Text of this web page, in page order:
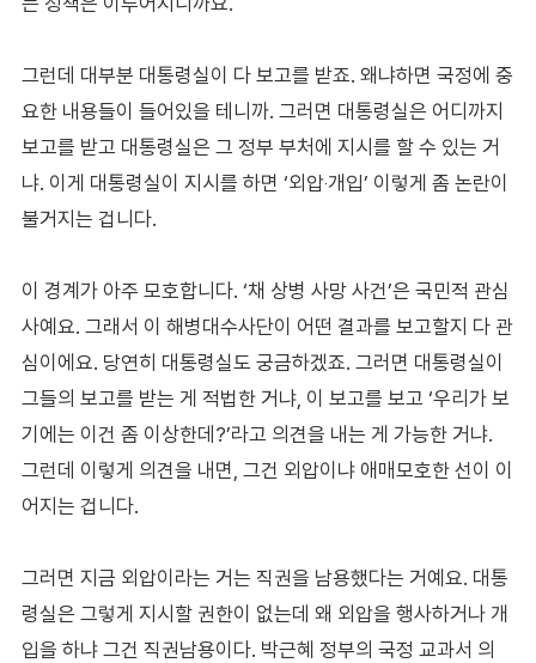
그런데 대부분 대통령실이 다 보고를 받죠. 왜냐하면 국정에 중
요한 내용들이 들어있을 테니까. 그러면 대통령실은 어디까지
보고를 받고 대통령실은 그 정부 부처에 지시를 할 수 있는 거
냐. 이게 대통령실이 지시를 하면 ‘외압‧개입’ 이렇게 좀 논란이
불거지는 겁니다.
이 경계가 아주 모호합니다. ‘채 상병 사망 사건’은 국민적 관심
사예요. 그래서 이 해병대수사단이 어떤 결과를 보고할지 다 관
심이에요. 당연히 대통령실도 궁금하겠죠. 그러면 대통령실이
그들의 보고를 받는 게 적법한 거냐, 이 보고를 보고 ‘우리가 보
기에는 이건 좀 이상한데?’라고 의견을 내는 게 가능한 거냐.
그런데 이렇게 의견을 내면, 그건 외압이냐 애매모호한 선이 이
어지는 겁니다.
그러면 지금 외압이라는 거는 직권을 남용했다는 거예요. 대통
령실은 그렇게 지시할 권한이 없는데 왜 외압을 행사하거나 개
입을 하냐 그건 직권남용이다. 박근혜 정부의 국정 교과서 의